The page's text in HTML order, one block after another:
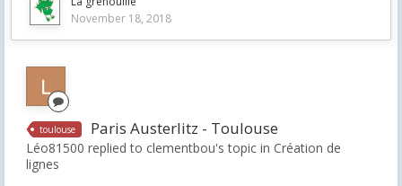
November 18, 2018
toulouse Paris Austerlitz - Toulouse
Léo81500 replied to clementbou's topic in Création de
lignes